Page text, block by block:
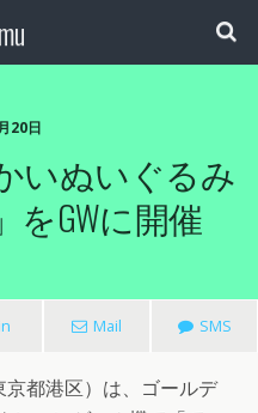
20日
いぬいぐるみ
GWに開催
Mail SMS
都港区）は、ゴールデ